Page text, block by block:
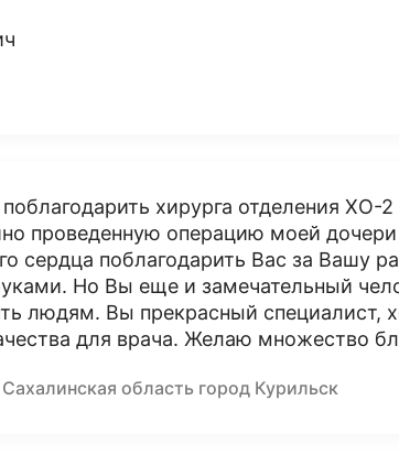
хирурга отделения ХО-2
проведенную операцию моей
сердца поблагодарить Вас за Вашу
Но Вы еще и замечательный
людям. Вы прекрасный специалист,
для врача. Желаю множество
область город Курильск